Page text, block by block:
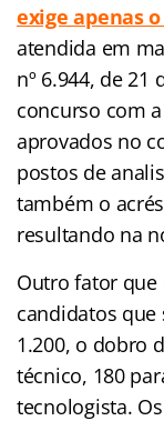
exige apenas
atendida em
nº 6.944, de 21
concurso com
aprovados no
postos de
também o
resultando na
Outro fator
candidatos
1.200, o dobro
técnico, 180
tecnologista.